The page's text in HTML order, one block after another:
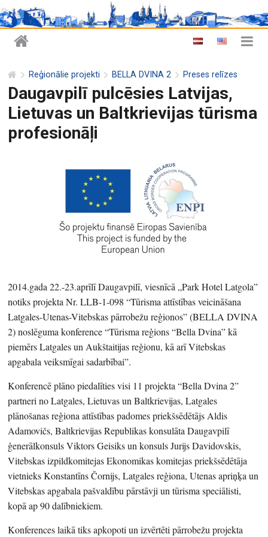
Reģionālie projekti BELLA DVINA 2 Preses relīzes
Daugavpilī pulcēsies Latvijas,
Lietuvas un Baltkrievijas tūrisma
profesionāļi
2014.gada 22.-23.aprīlī Daugavpilī, viesnīcā „Park Hotel Latgola”
notiks projekta Nr. LLB-1-098 “Tūrisma attīstības veicināšana
Latgales-Utenas-Vitebskas pārrobežu reģionos” (BELLA DVINA
2) noslēguma konference “Tūrisma reģions “Bella Dvina” kā
piemērs Latgales un Aukštaitijas reģionu, kā arī Vitebskas
apgabala veiksmīgai sadarbībai”.
Konferencē plāno piedalīties visi 11 projekta “Bella Dvina 2”
partneri no Latgales, Lietuvas un Baltkrievijas, Latgales
plānošanas reģiona attīstības padomes priekšsēdētājs Aldis
Adamovičs, Baltkrievijas Republikas konsulāta Daugavpilī
ģenerālkonsuls Viktors Geisiks un konsuls Jurijs Davidovskis,
Vitebskas izpildkomitejas Ekonomikas komitejas priekšsēdētāja
vietnieks Konstantīns Čornijs, Latgales reģiona, Utenas apriņķa un
Vitebskas apgabala pašvaldību pārstāvji un tūrisma speciālisti,
kopā ap 90 dalībniekiem.
Konferences laikā tiks apkopoti un izvērtēti pārrobežu projekta